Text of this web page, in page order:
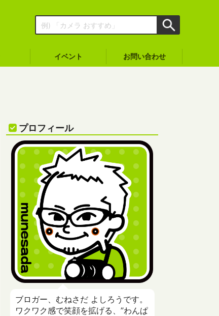
イベント お問い合わせ
プロフィール
ブロガー、むねさだ よしろうです。
ワクワク感で笑顔を拡げる、”わんぱ